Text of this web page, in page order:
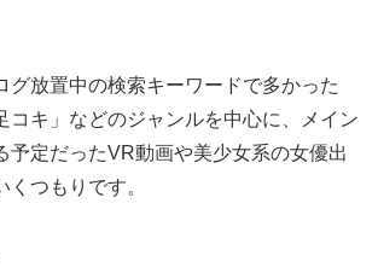
グ放置中の検索キーワードで多かった
コキ」などのジャンルを中心に、メイン
予定だったVR動画や美少女系の女優出
つもりです。